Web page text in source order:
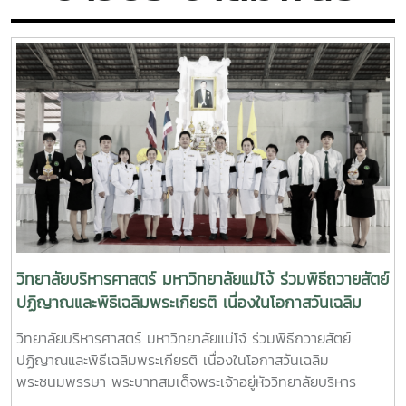
วิทยาลัยบริหารศาสตร์ มหาวิทยาลัยแม่โจ้ ร่วมพิธีถวายสัตย์
ปฏิญาณและพิธีเฉลิมพระเกียรติ เนื่องในโอกาสวันเฉลิม
พระชนมพรรษา พระบาทสมเด็จพระเจ้าอยู่หัว 28
กรกฎาคม 2569 ณ อาคารแผ่พืชน์ มหาวิทยาลัยแม่โจ้
วิทยาลัยบริหารศาสตร์ มหาวิทยาลัยแม่โจ้ ร่วมพิธีถวายสัตย์
ปฏิญาณและพิธีเฉลิมพระเกียรติ เนื่องในโอกาสวันเฉลิม
พระชนมพรรษา พระบาทสมเด็จพระเจ้าอยู่หัววิทยาลัยบริหาร